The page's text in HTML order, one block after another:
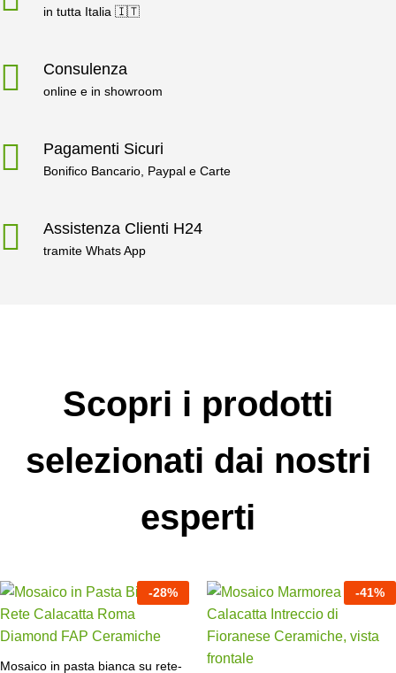
in tutta Italia 🇮🇹
Consulenza
online e in showroom
Pagamenti Sicuri
Bonifico Bancario, Paypal e Carte
Assistenza Clienti H24
tramite Whats App
Scopri i prodotti
selezionati dai nostri
esperti
-28%
Mosaico in pasta bianca su rete-
-41%